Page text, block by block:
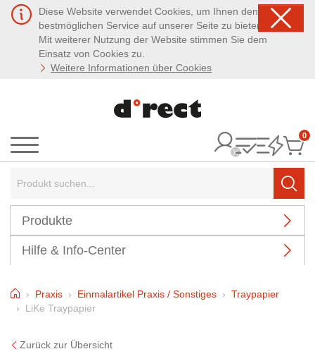
Diese Website verwendet Cookies, um Ihnen den
bestmöglichen Service auf unserer Seite zu bieten.
Mit weiterer Nutzung der Website stimmen Sie dem
Einsatz von Cookies zu.
Weitere Informationen über Cookies
Menü
0
Produkte
Hilfe & Info-Center
HomePraxis Einmalartikel Praxis / Sonstiges
Traypapier
LiKe Traypapier
Zurück zur Übersicht